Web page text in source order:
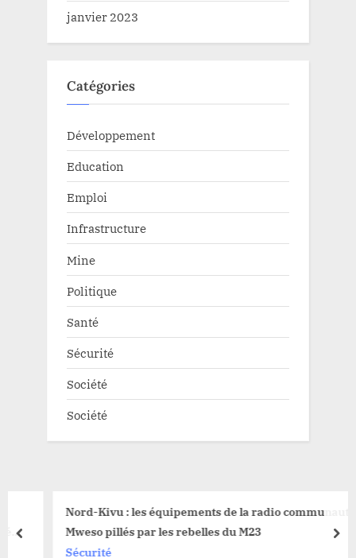
janvier 2023
Catégories
Développement
Education
Emploi
Infrastructure
Mine
Politique
Santé
Sécurité
Société
Société
Nord-Kivu : les équipements de la radio communautaire
Mweso pillés par les rebelles du M23
Sécurité
prev